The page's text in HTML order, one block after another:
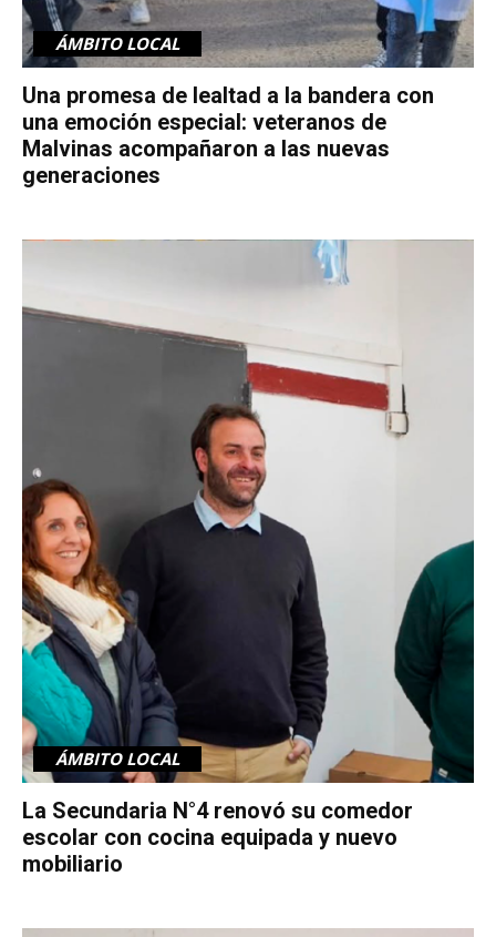
ÁMBITO LOCAL
Una promesa de lealtad a la bandera con
una emoción especial: veteranos de
Malvinas acompañaron a las nuevas
generaciones
ÁMBITO LOCAL
La Secundaria N°4 renovó su comedor
escolar con cocina equipada y nuevo
mobiliario